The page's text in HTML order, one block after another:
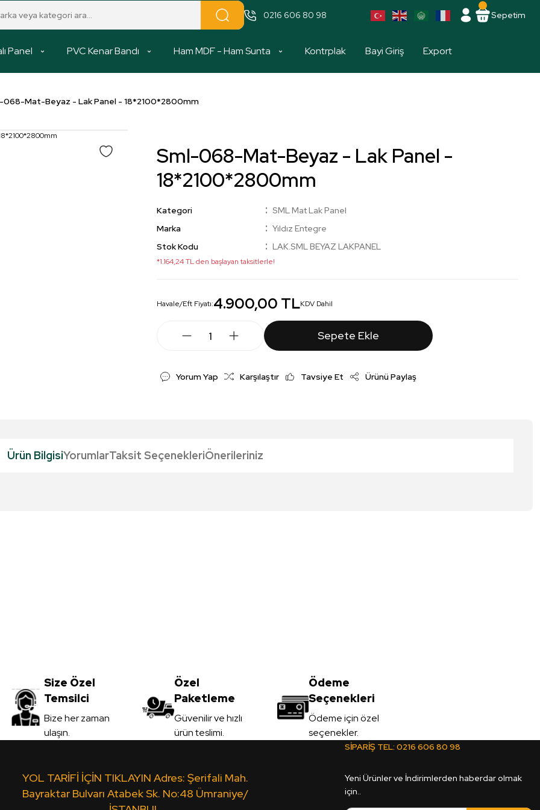
0216 606 80 98 Sepetim
Panel PVC Kenar Bandı Ham MDF - Ham Sunta Kontrplak Bayi Giriş Export
068-Mat-Beyaz - Lak Panel - 18*2100*2800mm
Sml-068-Mat-Beyaz - Lak Panel -
18*2100*2800mm
Kategori
SML Mat Lak Panel
Marka
Yıldız Entegre
Stok Kodu
LAK.SML BEYAZ LAKPANEL
*1.164,24 TL den başlayan taksitlerle!
Havale/Eft Fiyatı:4.900,00 TLKDV Dahil
Sepete Ekle
Yorum Yap Karşılaştır Tavsiye Et Ürünü Paylaş
Ürün BilgisiYorumlarTaksit SeçenekleriÖnerileriniz
Gönder
5.930,00
KDV Dahil
Sipariş Ver
Sml-278-Mat-Cappucino - Lak Panel - 18*2100*2800mm
Size Özel
Temsilci
Bize her zaman
ulaşın.
Özel
Paketleme
Güvenilir ve hızlı
ürün teslimi.
Ödeme
Seçenekleri
Ödeme için özel
seçenekler.
YOL TARİFİ İÇİN TIKLAYIN Adres: Şerifali Mah.
Bayraktar Bulvarı Atabek Sk. No:48 Ümraniye/
SİPARİŞ TEL: 0216 606 80 98
Yeni Ürünler ve İndirimlerden haberdar olmak
için..